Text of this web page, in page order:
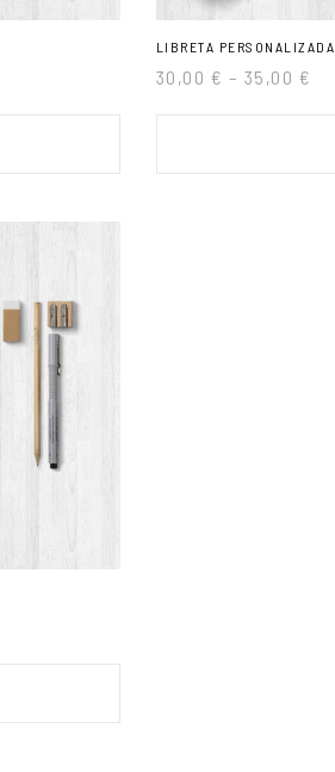
LIBRETA PERSONALIZADA
30,00 € – 35,00 €